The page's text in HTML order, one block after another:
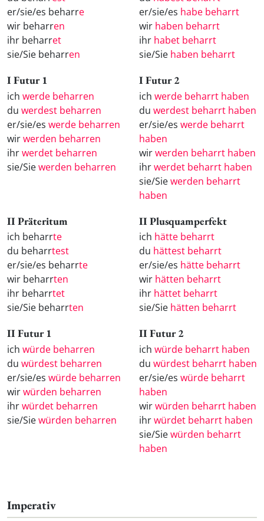
er/sie/es beharre
wir beharren
ihr beharret
sie/Sie beharren
er/sie/es habe beharrt
wir haben beharrt
ihr habet beharrt
sie/Sie haben beharrt
I Futur 1
ich werde beharren
du werdest beharren
er/sie/es werde beharren
wirwerden beharren
ihrwerdet beharren
sie/Siewerden beharren
I Futur 2
ich werde beharrt haben
du werdest beharrt haben
er/sie/es werde beharrt
haben
wirwerden beharrt haben
ihrwerdet beharrt haben
sie/Siewerden beharrt
haben
II Präteritum
ich beharrte
du beharrtest
er/sie/es beharrte
wir beharrten
ihr beharrtet
sie/Sie beharrten
II Plusquamperfekt
ich hätte beharrt
du hättest beharrt
er/sie/es hätte beharrt
wir hätten beharrt
ihr hättet beharrt
sie/Sie hätten beharrt
II Futur 1
ich würde beharren
du würdest beharren
er/sie/es würde beharren
wirwürden beharren
ihrwürdet beharren
sie/Siewürden beharren
II Futur 2
ich würde beharrt haben
du würdest beharrt haben
er/sie/es würde beharrt
haben
wirwürden beharrt haben
ihrwürdet beharrt haben
sie/Siewürden beharrt
haben
Imperativ